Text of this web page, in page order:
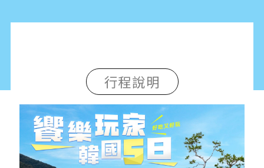
行程說明